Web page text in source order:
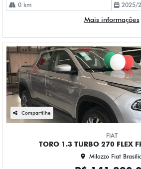
0 km 2025/
Mais informações
Compartilhe
FIAT
TORO 1.3 TURBO 270 FLEX
Milazzo Fiat